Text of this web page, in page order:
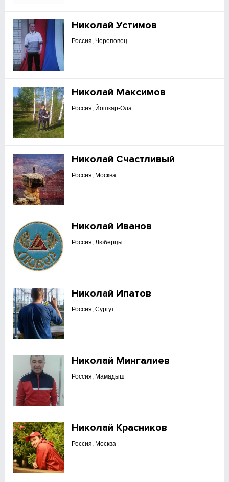
Николай Устимов
Россия, Череповец
Николай Максимов
Россия, Йошкар-Ола
Николай Счастливый
Россия, Москва
Николай Иванов
Россия, Люберцы
Николай Ипатов
Россия, Сургут
Николай Мингалиев
Россия, Мамадыш
Николай Красников
Россия, Москва